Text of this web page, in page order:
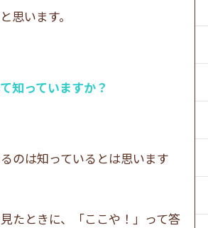
思います。
知っていますか？
のは知っているとは思います
たときに、「ここや！」って答